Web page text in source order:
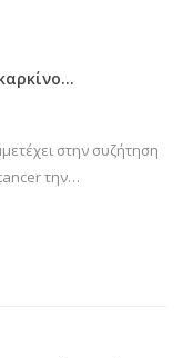
στην συζήτηση
την…